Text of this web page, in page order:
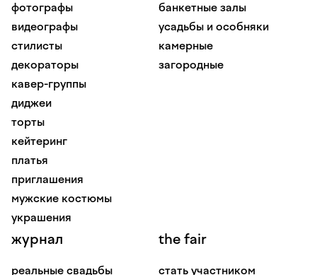
фотографы
видеографы
стилисты
декораторы
кавер-группы
диджеи
торты
кейтеринг
платья
приглашения
мужские костюмы
украшения
банкетные залы
усадьбы и особняки
камерные
загородные
журнал
реальные свадьбы
the fair
стать участником